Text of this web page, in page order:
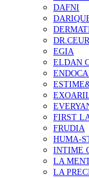
DAFNI
EGIA
ELDAN
FIRST
FRUDIA
HUMA-
INTIME
LA
LA